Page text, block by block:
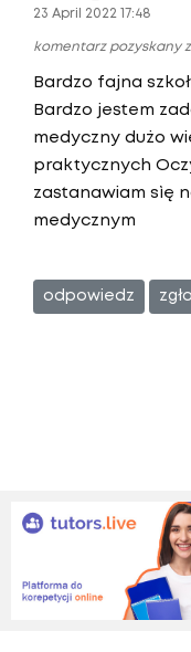
23 April 2022 17:48
komentarz pozyskany
Bardzo fajna
Bardzo jestem
medyczny dużo
praktycznych
zastanawiam sìę
medycznym
odpowiedz